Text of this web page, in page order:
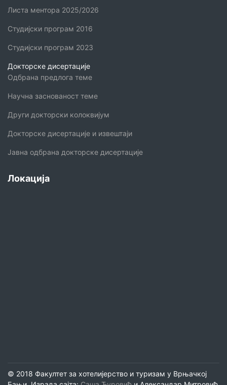
Листа ментора 2025/2026
Студијски програм 2016
Студијски програм 2023
Докторске дисертације
Одбрана предлога теме
Научна заснованост теме
Други докторски колоквијум
Докторске дисертације и извештаји
Јавна одбрана докторске дисертације
Локација
© 2018 Факултет за хотелијерство и туризам у Врњачкој